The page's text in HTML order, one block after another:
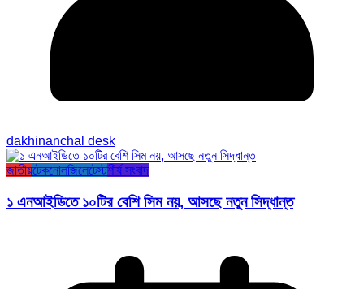
dakhinanchal desk
জাতীয়টেকনোলজিলেটেস্টশীর্ষ সংবাদ
১ এনআইডিতে ১০টির বেশি সিম নয়, আসছে নতুন সিদ্ধান্ত